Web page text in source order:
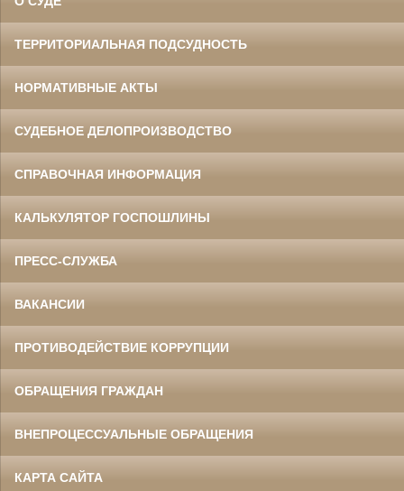
ТЕРРИТОРИАЛЬНАЯ ПОДСУДНОСТЬ
НОРМАТИВНЫЕ АКТЫ
СУДЕБНОЕ ДЕЛОПРОИЗВОДСТВО
СПРАВОЧНАЯ ИНФОРМАЦИЯ
КАЛЬКУЛЯТОР ГОСПОШЛИНЫ
ПРЕСС-СЛУЖБА
ВАКАНСИИ
ПРОТИВОДЕЙСТВИЕ КОРРУПЦИИ
ОБРАЩЕНИЯ ГРАЖДАН
ВНЕПРОЦЕССУАЛЬНЫЕ ОБРАЩЕНИЯ
КАРТА САЙТА